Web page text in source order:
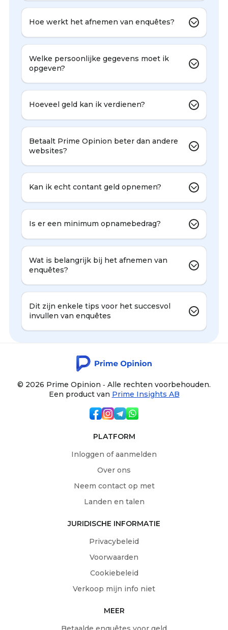
Hoe werkt het afnemen van enquêtes?
Welke persoonlijke gegevens moet ik
opgeven?
Hoeveel geld kan ik verdienen?
Betaalt Prime Opinion beter dan andere
websites?
Kan ik echt contant geld opnemen?
Is er een minimum opnamebedrag?
Wat is belangrijk bij het afnemen van
enquêtes?
Dit zijn enkele tips voor het succesvol
invullen van enquêtes
© 2026 Prime Opinion ‐ Alle rechten voorbehouden.
Een product van Prime Insights AB
PLATFORM
Inloggen of aanmelden
Over ons
Neem contact op met
Landen en talen
JURIDISCHE INFORMATIE
Privacybeleid
Voorwaarden
Cookiebeleid
Verkoop mijn info niet
MEER